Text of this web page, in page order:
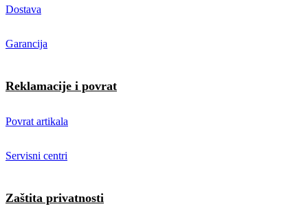
Dostava
Garancija
Reklamacije i povrat
Povrat artikala
Servisni centri
Zaštita privatnosti